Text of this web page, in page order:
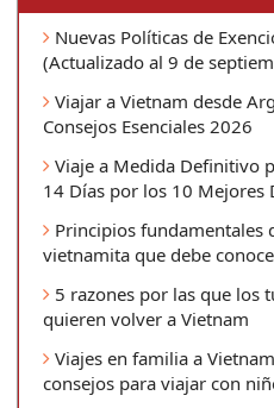
Nuevas Políticas de
(Actualizado al 9 de
Viajar a Vietnam desde
Consejos Esenciales 2026
Viaje a Medida Definitivo
14 Días por los 10 Mejores
Principios fundamentales
vietnamita que debe
5 razones por las que los
quieren volver a Vietnam
Viajes en familia a
consejos para viajar con